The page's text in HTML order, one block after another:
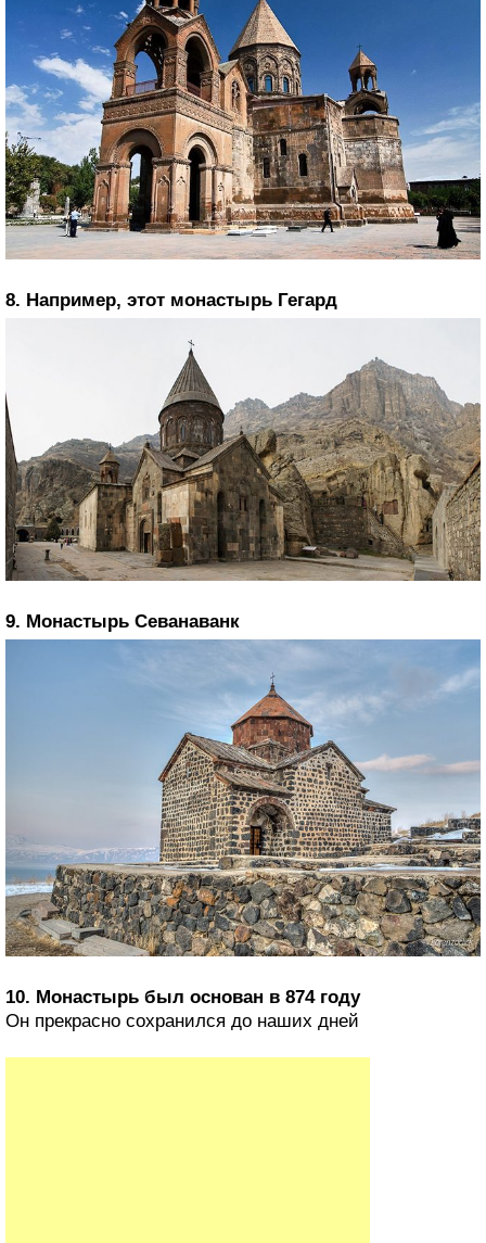
8. Например, этот монастырь Гегард
9. Монастырь Севанаванк
10. Монастырь был основан в 874 году
Он прекрасно сохранился до наших дней